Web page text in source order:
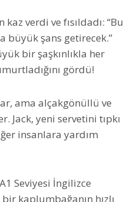
verdi ve fısıldadı: “Bu
büyük şans getirecek.”
bir şaşkınlıkla her
gördü!
ama alçakgönüllü ve
Jack, yeni servetini tıpkı
insanlara yardım